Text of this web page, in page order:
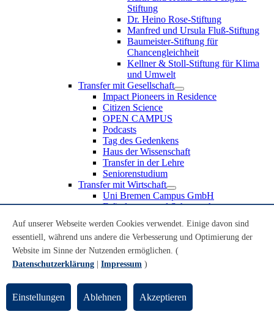
Stiftung
Dr. Heino Rose-Stiftung
Manfred und Ursula Fluß-Stiftung
Baumeister-Stiftung für
Chancengleichheit
Kellner & Stoll-Stiftung für Klima
und Umwelt
Transfer mit Gesellschaft
Impact Pioneers in Residence
Citizen Science
OPEN CAMPUS
Podcasts
Tag des Gedenkens
Haus der Wissenschaft
Transfer in der Lehre
Seniorenstudium
Transfer mit Wirtschaft
Uni Bremen Campus GmbH
Erfindungen und Schutzrechte
Recruiting an der Universität Bremen
Weiterbildung an der Universität Bremen
Transfer mit Schule
Schülerinnen und Schüler
Schulklassen
Lehrkräfte
Gründungsunterstützung
Auf unserer Webseite werden Cookies verwendet. Einige davon sind
essentiell, während uns andere die Verbesserung und Optimierung der
Website im Sinne der Nutzenden ermöglichen. (
Datenschutzerklärung
Impressum )
Einstellungen Ablehnen Akzeptieren